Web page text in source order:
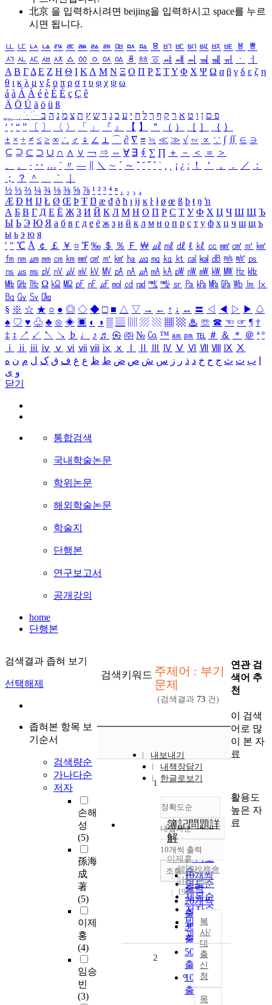
北京 을 입력하시려면 beijing을 입력하시고 space를 누르
시면 됩니다.
ㅥ ㅦ ㅧ ㅨ ㅩ ㅪ ㅫ ㅬ ㅭ ㅮ ㅯ ㅰ ㅱ ㅲ ㅳ ㅴ ㅵ ㅶ ㅷ ㅸ
ㅹ
ㅺ ㅻ ㅼ ㅽ ㅾ ㅿ ㆀ ㆁ ㆂ ㆃ ㆄ ㆅ ㆆ ㆇ ㆈ ㆉ ㆊ ㆋ ㆌ ㆍ
ㆎ
Α Β ΓΔ Ε Ζ Η Θ Ι ΚΛ Μ Ν Ξ Ο Π Ρ Σ ΤΥ Φ Χ Ψ Ω α β γ δ ε ζ η
θ ι κ λ μ ν ξ ο π ρ σ τ υ φ χ ψ ω
á à Á À é è É È ç Ç ê
Ä Ö Ü ä ö ü ß
ִֶֹ ֻּ ׁׂ פ ם ן ו ט א ר ק ף ך ל ח י ע כ ג ד ש ץ ת צ מ נ ה ב
‘ ’ “ ” 〔 〕 〈 〉 「 」 『 』 【 】 ＂ （ ） ［ ］ ｛ ｝
± × ÷ ≠ ≤ ≥ ∞ ∴ ♂ ♀ ∠ ⊥ ⌒ ∂ ∇ ≡ ≒ ≪ ≫ √ ∽ ∝ ∵ ∫ ∬ ∈ ∋
⊆ ⊇ ⊂ ⊃ ∪ ∩ ∧ ∨ ￢ ⇒ ⇔ ∀ ∃ ∮ ∑ ∏ ＋ － ＜ ＝
＞
、
。 · ‥ … ¨ 〃 ― ＼ ∼ ´ ～ ˇ ˘ ˝ ˚ ˙ ¸ ¡ ¿ ː ！ ＇ ， ． ／
：
；
？ ＾ ｀
½ ⅓ ⅔ ¼ ¾ ⅛ ⅜ ⅝ ⅞ ¹ ² ³ ⁴ ⁿ ₁ ₂ ₃ ₄
Æ Ð Ħ Ĳ Ł Ø Œ Þ Ŧ Ŋ æ đ ð ħ ı ĳ ĸ ŀ ł ø œ ß þ ŧ ŋ ŉ
А Б В Г Д Е Ё Ж З И Й К Л М Н О П Р С Т У Ф Х Ц Ч Ш Щ Ъ
Ы Ь Э Ю Я а б в г д е ё ж з и й к л м н о п р с т у ф х ц ч ш щ ъ
ы ь э ю я
′ ″ ℃ Å ￠ ￡ ￥ ¤ ℉ ‰ ＄ ％ Ｆ ￦ ㎕ ㎖ ㎗ ℓ ㎘ ㏄ ㎣ ㎤ ㎥ ㎦
㎙ ㎚ ㎛ ㎜ ㎝ ㎞ ㎟ ㎠ ㎡ ㎢ ㏊ ㎍ ㎎ ㎏ ㏏ ㎈ ㎉ ㏈ ㎧ ㎨ ㎰
㎱ ㎲ ㎳ ㎴ ㎵ ㎶ ㎷ ㎸ ㎹ ㎀ ㎁ ㎂ ㎃ ㎄ ㎺ ㎻ ㎽ ㎾ ㎿ ㎐ ㎑
㎒ ㎓ ㎔ Ω ㏀ ㏁ ㎊ ㎋ ㎌ ㏖ ㏅ ㎭ ㎮ ㎯ ㏛ ㎩ ㎪ ㎫ ㎬ ㏝ ㏐
㏓
㏃ ㏉ ㏜ ㏆
§ ※ ☆ ★ ○ ● ◎ ◇ ◆ □ ■ △ ▽ → ← ↑ ↓ ↔ 〓 ◁ ◀ ▷ ▶ ♤
♠ ♡ ♥ ♧ ♣ ⊙ ◈ ▣ ◐ ◑ ▒ ▤ ▨ ▧ ▦ ▩ ♨ ☏ ☎ ☜ ☞ ¶ †
‡ ↕ ↗ ↙ ↖ ↘ ♭ ♩ ♪ ♬ ㉿ ㈜ № ㏇ ™ ㏂ ㏘ ℡ ＃ ＆ ＊ ＠ ª º
ⅰ
ⅱ ⅲ ⅳ ⅴ ⅵ ⅶ ⅷ ⅸ ⅹ Ⅳ Ⅴ Ⅵ Ⅶ Ⅷ Ⅸ Ⅹ
ب ت ث ج ح خ د ذ ر ز س ش ص ض ط ظ ع غ ف ق ک ل م ن ه
و ی
닫기
통합검색
국내학술논문
학위논문
해외학술논문
학술지
단행본
연구보고서
공개강의
home
단행본
검색결과 좁혀 보기
선택해제
좁혀본 항목 보
기순서
검색량순
가나다순
저자
손해
성
(5)
孫海
成
著
(5)
이제
홍
(4)
임승
빈
(3)
검색키워드 주제어 : 부기
문제
(검색결과 73 건)
내보내기
내책장담기
한글로보기
정확도순
정확도
순
인기도
순
연도순
제목순
저자순
발행기
관순
내림차순
내림차순
10개씩 출력
10개씩
출력
20개씩
출력
30개씩
출력
50개씩
출력
100개씩
출력
조회
1
簿記問題詳
解
이제홍
韓國稅務會
計硏究院
1984
복
사/
대
출
신
청
목
2
연관 검
색어 추
천
이 검색
어로 많
이 본 자
료
활용도
높은 자
료